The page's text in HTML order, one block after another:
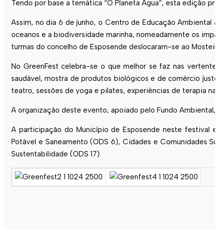
Tendo por base a temática “O Planeta Água”, esta edição
Assim, no dia 6 de junho, o Centro de Educação Ambiental
oceanos e a biodiversidade marinha, nomeadamente os
turmas do concelho de Esposende deslocaram-se ao
No GreenFest celebra-se o que melhor se faz nas
saudável, mostra de produtos biológicos e de comércio
teatro, sessões de yoga e pilates, experiências de terapia
A organização deste evento, apoiado pelo Fundo
A participação do Município deEsposende neste festival
Potável e Saneamento (ODS 6), Cidades e Comunidades
Sustentabilidade (ODS 17).